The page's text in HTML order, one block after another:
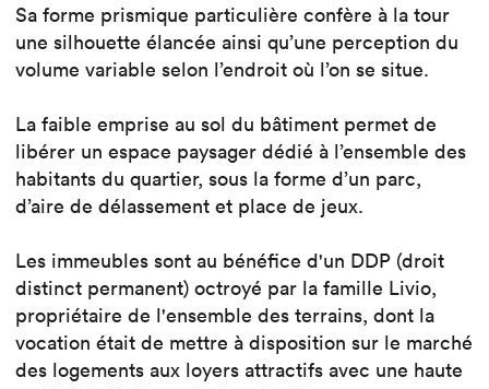
Sa forme prismique particulière confère à la tour
une silhouette élancée ainsi qu’une perception du
volume variable selon l’endroit où l’on se situe.
La faible emprise au sol du bâtiment permet de
libérer un espace paysager dédié à l’ensemble des
habitants du quartier, sous la forme d’un parc,
d’aire de délassement et place de jeux.
Les immeubles sont au bénéfice d'un DDP (droit
distinct permanent) octroyé par la famille Livio,
propriétaire de l'ensemble des terrains, dont la
vocation était de mettre à disposition sur le marché
des logements aux loyers attractifs avec une haute